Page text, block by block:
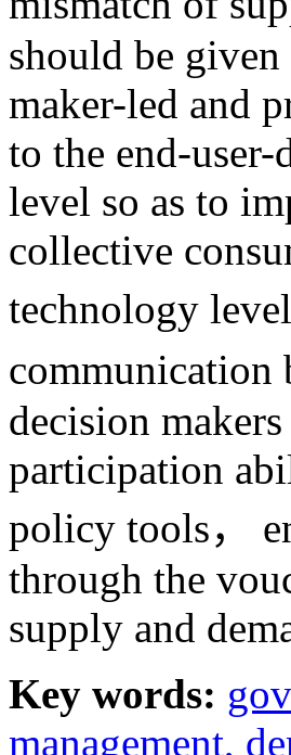
should be
maker-led and
to the end-
level so as to
collective
technology
communication
decision
participation
policy tools，
through the
supply and
Key words:
management,